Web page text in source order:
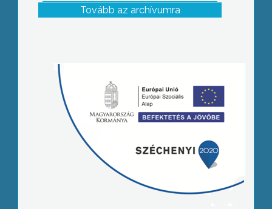
Tovább az archívumra